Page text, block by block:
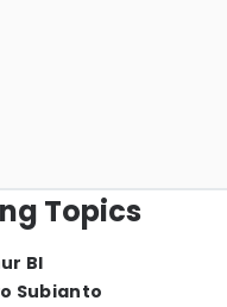
Topics
BI
Subianto